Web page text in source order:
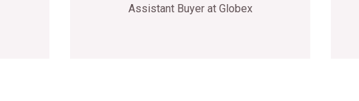
Assistant Buyer at Globex